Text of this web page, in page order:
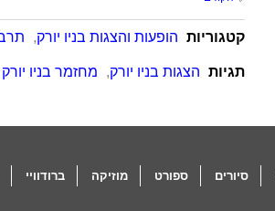
קטגוריות הופעות והצגות בניו יורק,
תגיות הצגות בניו יורק, מחזמר בניו יורק
סיורים ספורט מוזיקה ברודוויי